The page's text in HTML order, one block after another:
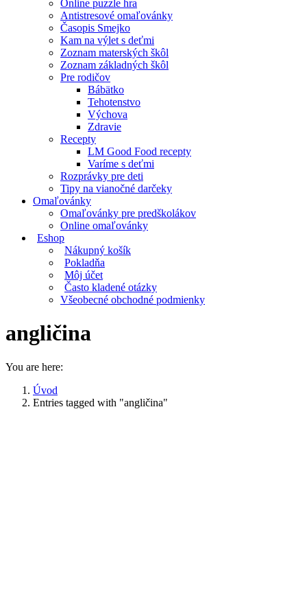
Online puzzle hra
Antistresové omaľovánky
Časopis Smejko
Kam na výlet s deťmi
Zoznam materských škôl
Zoznam základných škôl
Pre rodičov
Bábätko
Tehotenstvo
Výchova
Zdravie
Recepty
LM Good Food recepty
Varíme s deťmi
Rozprávky pre deti
Tipy na vianočné darčeky
Omaľovánky
Omaľovánky pre predškolákov
Online omaľovánky
Eshop
Nákupný košík
Pokladňa
Môj účet
Často kladené otázky
Všeobecné obchodné podmienky
angličina
You are here:
Úvod
Entries tagged with "angličina"